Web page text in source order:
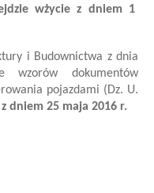
jdziewżycie z dniem 1
i Budownictwa z dnia
dokumentów
pojazdami (Dz. U.
dniem 25 maja 2016 r.